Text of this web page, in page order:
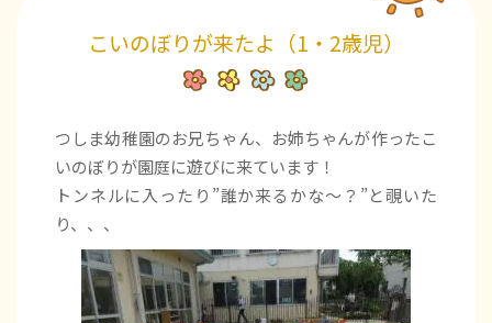
こいのぼりが来たよ（1・2歳児）
つしま幼稚園のお兄ちゃん、お姉ちゃんが作ったこ
いのぼりが園庭に遊びに来ています！
トンネルに入ったり”誰か来るかな～？”と覗いた
り、、、